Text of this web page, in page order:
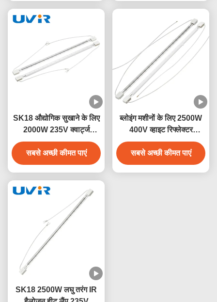
SK18 औद्योगिक सुखाने के लिए
2000W 235V क्वार्ट्ज
इन्फ्रारेड हीटिंग लैंप
सबसे अच्छी कीमत पाएं
ब्लोइंग मशीनों के लिए 2500W
400V व्हाइट रिफ्लेक्टर
इन्फ्रारेड हीटिंग ट्यूब
सबसे अच्छी कीमत पाएं
SK18 2500W लघु तरंग IR